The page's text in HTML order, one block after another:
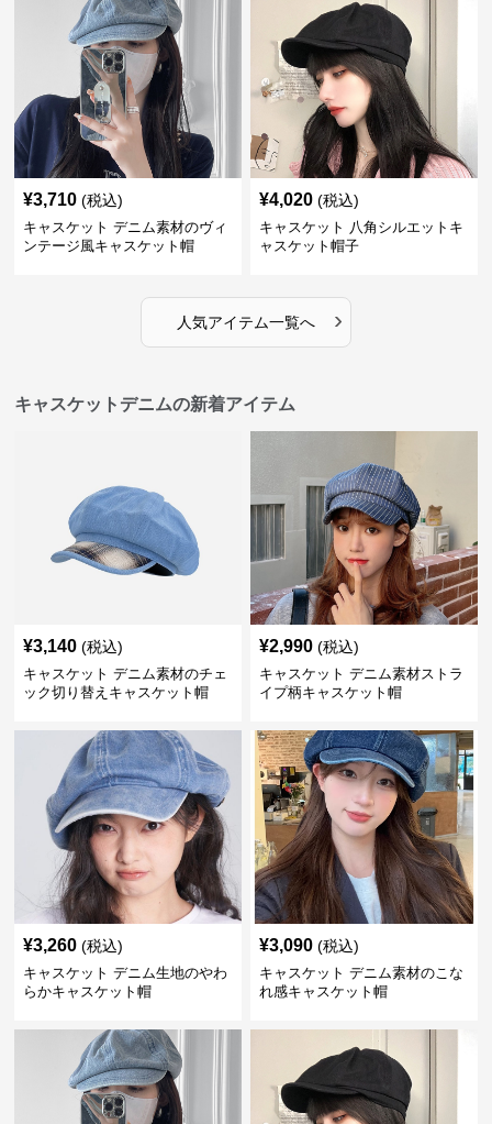
¥3,710 (税込)
キャスケット デニム素材のヴィ
ンテージ風キャスケット帽
¥4,020 (税込)
キャスケット 八角シルエットキ
ャスケット帽子
人気アイテム一覧へ ›
キャスケットデニムの新着アイテム
¥3,140 (税込)
キャスケット デニム素材のチェ
ック切り替えキャスケット帽
¥2,990 (税込)
キャスケット デニム素材ストラ
イプ柄キャスケット帽
¥3,260 (税込)
キャスケット デニム生地のやわ
らかキャスケット帽
¥3,090 (税込)
キャスケット デニム素材のこな
れ感キャスケット帽